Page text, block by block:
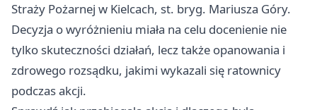
Straży Pożarnej w Kielcach, st. bryg. Mariusza Góry.
Decyzja o wyróżnieniu miała na celu docenienie nie
tylko skuteczności działań, lecz także opanowania i
zdrowego rozsądku, jakimi wykazali się ratownicy
podczas akcji.